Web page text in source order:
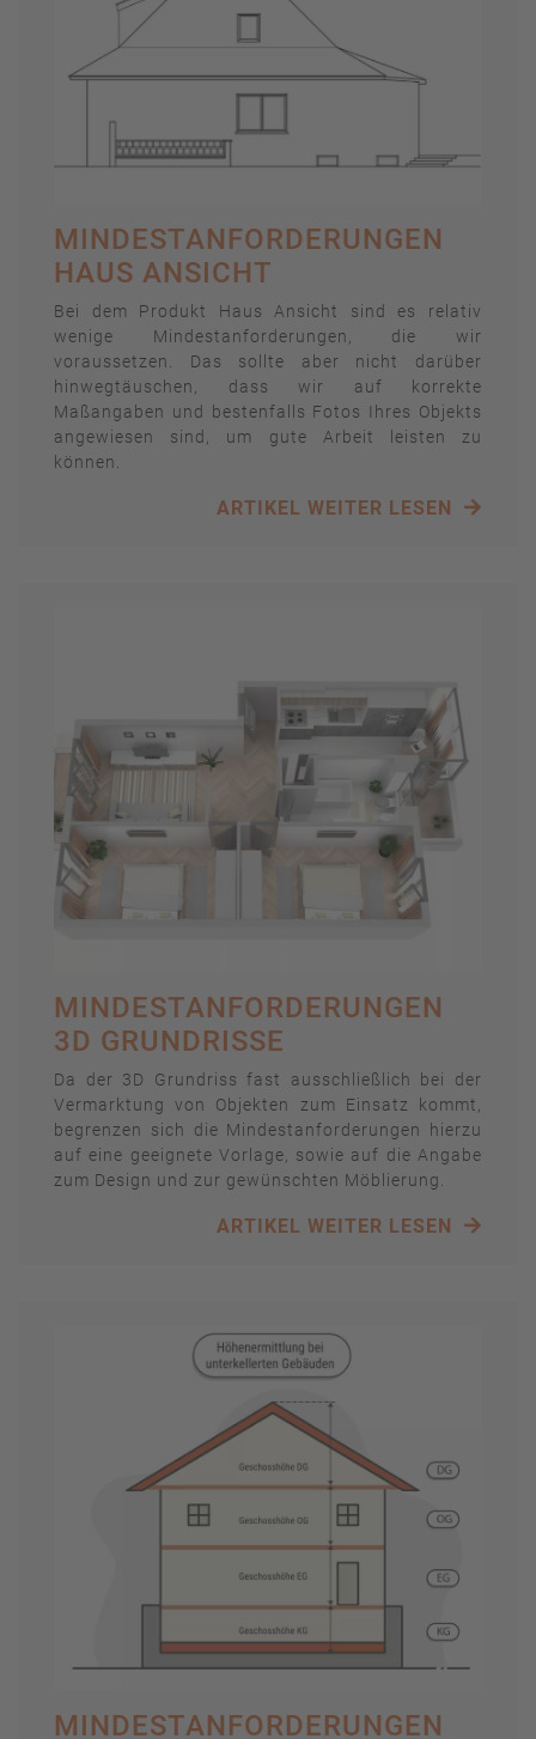
MINDESTANFORDERUNGEN
HAUS ANSICHT
Bei dem Produkt Haus Ansicht sind es relativ
wenige Mindestanforderungen, die wir
voraussetzen. Das sollte aber nicht darüber
hinwegtäuschen, dass wir auf korrekte
Maßangaben und bestenfalls Fotos Ihres Objekts
angewiesen sind, um gute Arbeit leisten zu
können.
ARTIKEL WEITER LESEN
MINDESTANFORDERUNGEN
3D GRUNDRISSE
Da der 3D Grundriss fast ausschließlich bei der
Vermarktung von Objekten zum Einsatz kommt,
begrenzen sich die Mindestanforderungen hierzu
auf eine geeignete Vorlage, sowie auf die Angabe
zum Design und zur gewünschten Möblierung.
ARTIKEL WEITER LESEN
MINDESTANFORDERUNGEN